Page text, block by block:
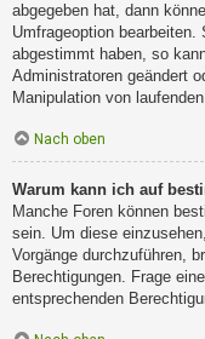
abgegeben hat, dann
Umfrageoption
abgestimmt haben, so
Administratoren geändert
Manipulation von
Nach oben
Warum kann ich auf
Manche Foren können
sein. Um diese
Vorgänge durchzuführen,
Berechtigungen. Frage
entsprechenden